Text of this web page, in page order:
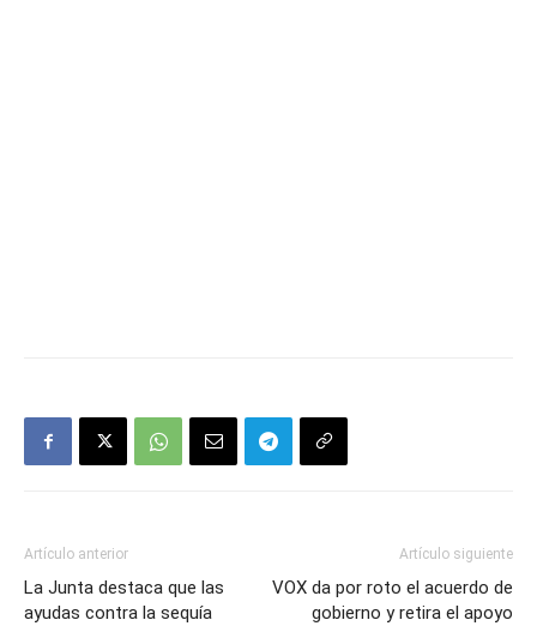
Artículo anterior
La Junta destaca que las
ayudas contra la sequía
Artículo siguiente
VOX da por roto el acuerdo de
gobierno y retira el apoyo